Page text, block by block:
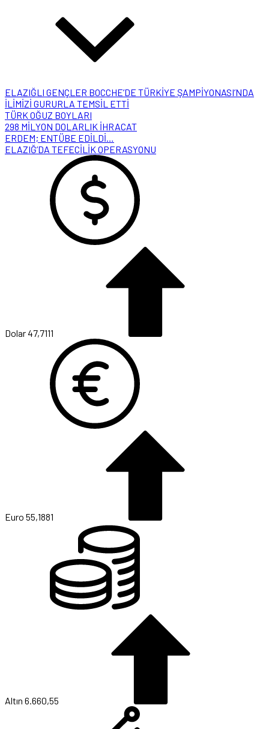
ELAZIĞLI GENÇLER BOCCHE’DE TÜRKİYE ŞAMPİYONASI’NDA
İLİMİZİ GURURLA TEMSİL ETTİ
TÜRK OĞUZ BOYLARI
298 MİLYON DOLARLIK İHRACAT
ERDEM; ENTÜBE EDİLDİ…
ELAZIĞ’DA TEFECİLİK OPERASYONU
Dolar47,7111
Euro 55,1881
Altın 6.660,55